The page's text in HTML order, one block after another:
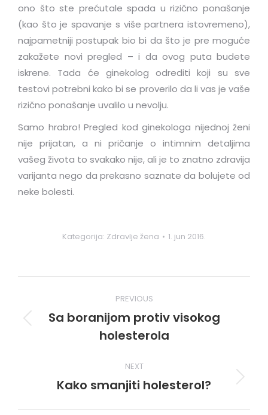
ono što ste prećutale spada u rizično ponašanje
(kao što je spavanje s više partnera istovremeno),
najpametniji postupak bio bi da što je pre moguće
zakažete novi pregled – i da ovog puta budete
iskrene. Tada će ginekolog odrediti koji su sve
testovi potrebni kako bi se proverilo da li vas je vaše
rizično ponašanje uvalilo u nevolju.
Samo hrabro! Pregled kod ginekologa nijednoj ženi
nije prijatan, a ni pričanje o intimnim detaljima
vašeg života to svakako nije, ali je to znatno zdravija
varijanta nego da prekasno saznate da bolujete od
neke bolesti.
Kategorija: Zdravlje žena 1. jun 2016.
navigation
PREVIOUS
Previous
post:
Sa boranijom protiv visokog
holesterola
NEXT
Next
Kako smanjiti holesterol?